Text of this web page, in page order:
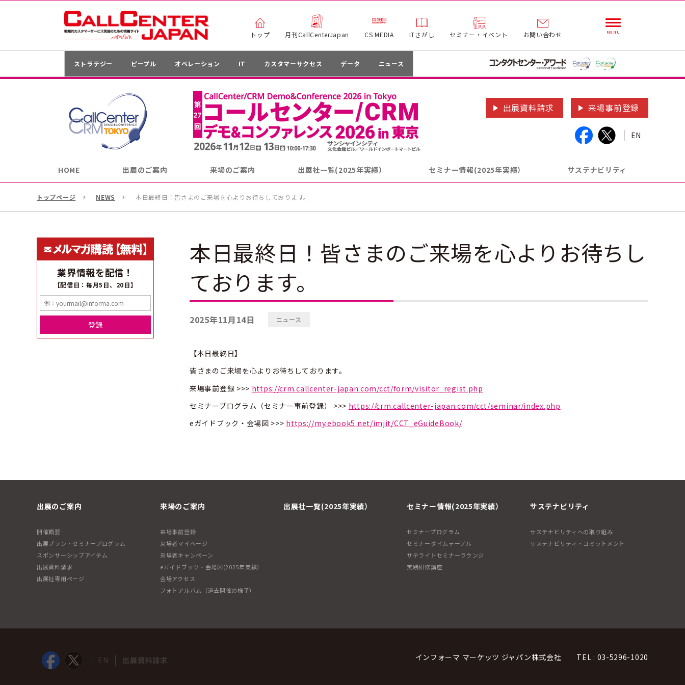
トップ 月刊CallCenterJapan CS MEDIA ITさがし セミナー・イベント お問い合わせ
ストラテジー ピープル オペレーション IT カスタマーサクセス データ ニュース
出展資料請求 来場事前登録
EN
HOME 出展のご案内 来場のご案内 出展社一覧(2025年実績） セミナー情報(2025年実績） サステナビリティ
トップページ NEWS 本日最終日！皆さまのご来場を心よりお待ちしております。
本日最終日！皆さまのご来場を心よりお待ちし
ております。
2025年11月14日 ニュース
【本日最終日】
皆さまのご来場を心よりお待ちしております。
来場事前登録 >>> https://crm.callcenter-japan.com/cct/form/visitor_regist.php
セミナープログラム（セミナー事前登録） >>> https://crm.callcenter-japan.com/cct/seminar/index.php
eガイドブック・会場図 >>> https://my.ebook5.net/imjit/CCT_eGuideBook/
業界情報を配信！
【配信日：毎月5日、20日】
登録
出展のご案内
開催概要
出展プラン・セミナープログラム
スポンサーシップアイテム
出展資料請求
出展社専用ページ
来場のご案内
来場事前登録
来場者マイページ
来場者キャンペーン
eガイドブック・会場図(2025年実績）
会場アクセス
フォトアルバム（過去開催の様子）
出展社一覧(2025年実績） セミナー情報(2025年実績）
セミナープログラム
セミナータイムテーブル
サテライトセミナーラウンジ
実践研修講座
サステナビリティ
サステナビリティへの取り組み
サステナビリティ・コミットメント
EN 出展資料請求 インフォーマ マーケッツ ジャパン株式会社 TEL : 03-5296-1020